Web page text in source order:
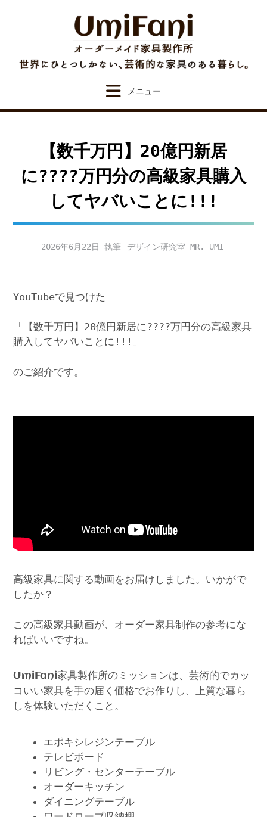
【数千万円】20億円新居
に????万円分の高級家具購入
してヤバいことに!!!
2026年6月22日 デザイン研究室 MR. UMI
YouTubeで見つけた
「【数千万円】20億円新居に????万円分の高級家具
購入してヤバいことに!!!」
のご紹介です。
高級家具に関する動画をお届けしました。いかがで
したか？
この高級家具動画が、オーダー家具制作の参考にな
ればいいですね。
UmiFani家具製作所のミッションは、芸術的でカッ
コいい家具を手の届く価格でお作りし、上質な暮ら
しを体験いただくこと。
エポキシレジンテーブル
テレビボード
リビング・センターテーブル
オーダーキッチン
ダイニングテーブル